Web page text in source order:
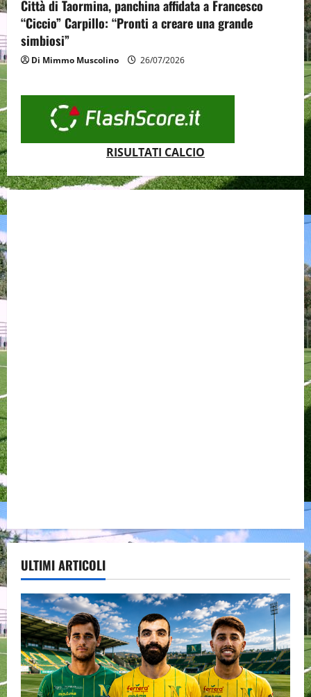
Città di Taormina, panchina affidata a Francesco
“Ciccio” Carpillo: “Pronti a creare una grande
simbiosi”
Di Mimmo Muscolino 26/07/2026
RISULTATI CALCIO
ULTIMI ARTICOLI